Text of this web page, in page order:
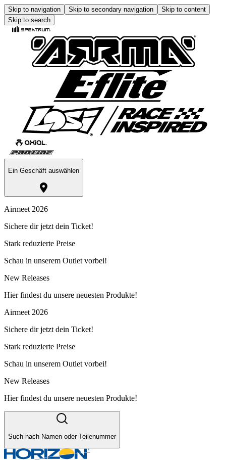
Skip to navigation Skip to secondary navigation
Skip to content
Skip to search
Ein Geschäft auswählen
Airmeet 2026
Sichere dir jetzt dein Ticket!
Stark reduzierte Preise
Schau in unserem Outlet vorbei!
New Releases
Hier findest du unsere neuesten Produkte!
Airmeet 2026
Sichere dir jetzt dein Ticket!
Stark reduzierte Preise
Schau in unserem Outlet vorbei!
New Releases
Hier findest du unsere neuesten Produkte!
Such nach Namen oder Teilenummer